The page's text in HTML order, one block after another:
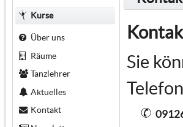
Kurse
Über uns
Räume
Tanzlehrer
Aktuelles
Kontakt
Sie